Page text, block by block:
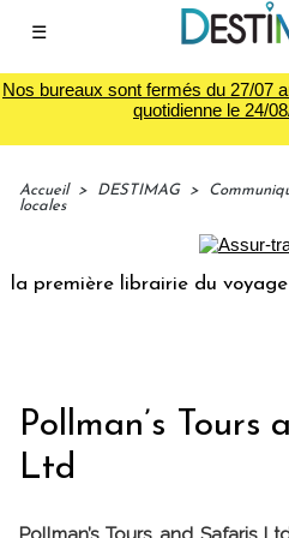
☰
Nos bureaux sont fermés du 27/07
quotidienne le 24/
Accueil > DESTIMAG >
locales
première librairie du voyage
Pollman’s Tours
Ltd